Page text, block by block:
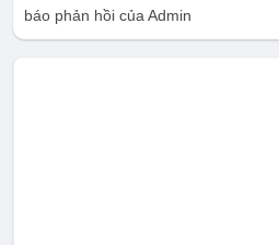
báo phản hồi của Admin